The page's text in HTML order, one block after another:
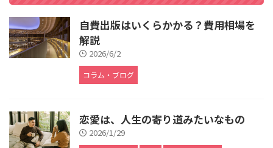
自費出版はいくらかかる？費用相場を
解説
2026/6/2
コラム・ブログ
恋愛は、人生の寄り道みたいなもの
2026/1/29